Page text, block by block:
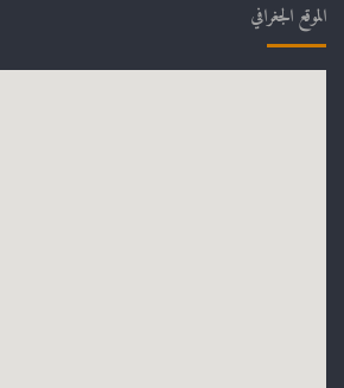
الموقع الجغرافي